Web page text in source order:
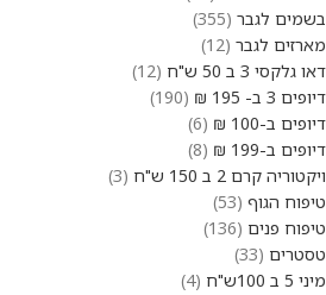
בשמים לגבר 355
מארזים לגבר 12
דאו גלקסי 3 ב 50 ש"ח
12
דיופים 3 ב- 195 ₪
190
דיופים ב-100 ₪
6
דיופים ב-199 ₪
8
ויקטוריה קרם 2 ב 150 ש"ח
3
טיפוח הגוף 53
טיפוח פנים 136
טסטרים 33
מיני 5 ב 100ש"ח
4